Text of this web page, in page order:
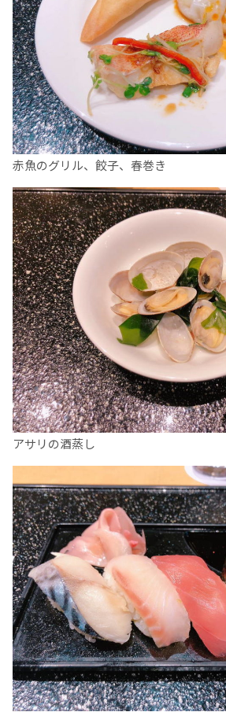
赤魚のグリル、餃子、春巻き
アサリの酒蒸し